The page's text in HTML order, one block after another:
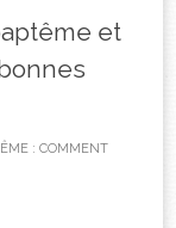
et
: COMMENT